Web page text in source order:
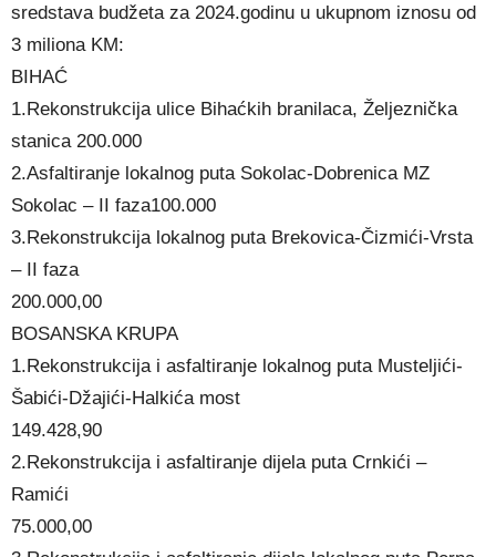
sredstava budžeta za 2024.godinu u ukupnom iznosu od
3 miliona KM:
BIHAĆ
1.Rekonstrukcija ulice Bihaćkih branilaca, Željeznička
stanica 200.000
2.Asfaltiranje lokalnog puta Sokolac-Dobrenica MZ
Sokolac – II faza100.000
3.Rekonstrukcija lokalnog puta Brekovica-Čizmići-Vrsta
– II faza
200.000,00
BOSANSKA KRUPA
1.Rekonstrukcija i asfaltiranje lokalnog puta Musteljići-
Šabići-Džajići-Halkića most
149.428,90
2.Rekonstrukcija i asfaltiranje dijela puta Crnkići –
Ramići
75.000,00